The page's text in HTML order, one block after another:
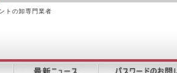
トの卸専門業者